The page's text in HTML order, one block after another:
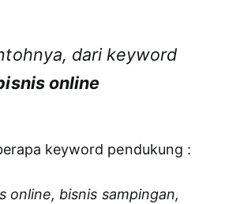
dari keyword
online
keyword pendukung :
online, bisnis sampingan,